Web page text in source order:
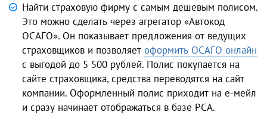
Найти страховую фирму с самым дешевым полисом.
Это можно сделать через агрегатор «Автокод
ОСАГО». Он показывает предложения от ведущих
страховщиков и позволяет оформить ОСАГО онлайн
с выгодой до 5 500 рублей. Полис покупается на
сайте страховщика, средства переводятся на сайт
компании. Оформленный полис приходит на е-мейл
и сразу начинает отображаться в базе РСА.